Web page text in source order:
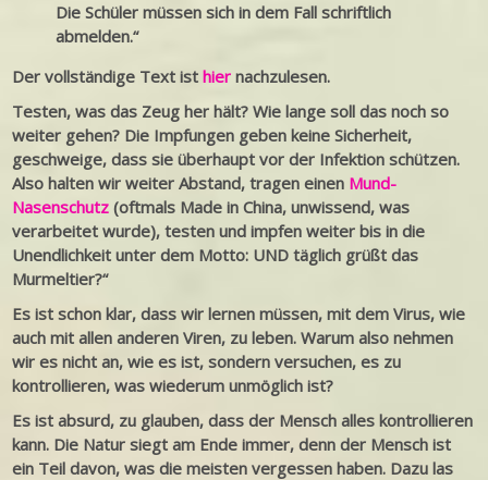
Die Schüler müssen sich in dem Fall schriftlich
abmelden.“
Der vollständige Text isthier nachzulesen.
Testen, was das Zeug her hält? Wie lange soll das noch so
weiter gehen? Die Impfungen geben keine Sicherheit,
geschweige, dass sie überhaupt vor der Infektion schützen.
Also halten wir weiter Abstand, tragen einen Mund-
Nasenschutz (oftmals Made in China, unwissend, was
verarbeitet wurde), testen und impfen weiter bis in die
Unendlichkeit unter dem Motto: UND täglich grüßt das
Murmeltier?“
Es ist schon klar, dass wir lernen müssen, mit dem Virus, wie
auch mit allen anderen Viren, zu leben. Warum also nehmen
wir es nicht an, wie es ist, sondern versuchen, es zu
kontrollieren, was wiederum unmöglich ist?
Es ist absurd, zu glauben, dass der Mensch alles kontrollieren
kann. Die Natur siegt am Ende immer, denn der Mensch ist
ein Teil davon, was die meisten vergessen haben. Dazu las